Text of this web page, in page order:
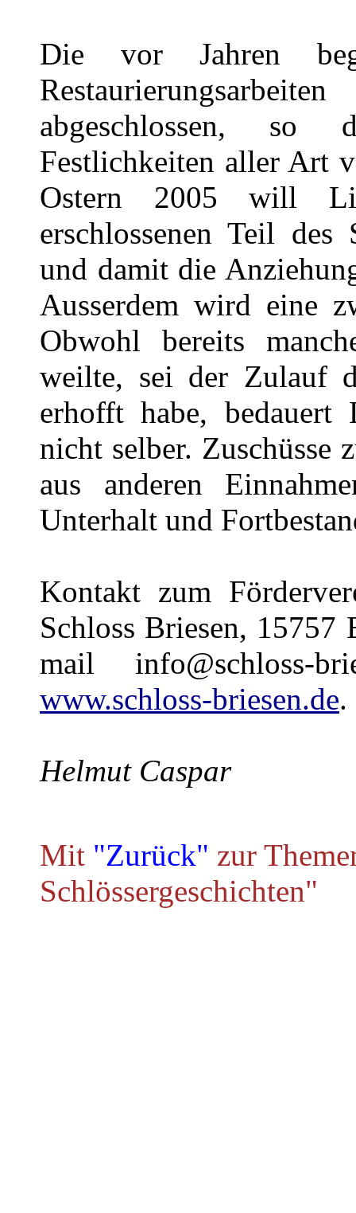
Die vor Jahren
abgeschlossen,
Festlichkeiten aller Art
Ostern 2005 will
erschlossenen Teil des
und damit die
Ausserdem wird eine
Obwohl bereits
weilte, sei der Zulauf
erhofft habe,
nicht selber. Zuschüsse
aus anderen
Unterhalt und
Kontakt zum
Schloss Briesen, 15757
mail info@schloss-
www.schloss-briesen.de.
Helmut Caspar
Mit "Zurück" zur
Schlössergeschichten"